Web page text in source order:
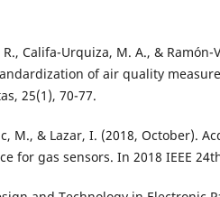
Califa-Urquiza, M. A., & Ramón-
of air quality
25(1), 70-77.
M., & Lazar, I. (2018, October).
for gas sensors. In 2018 IEEE